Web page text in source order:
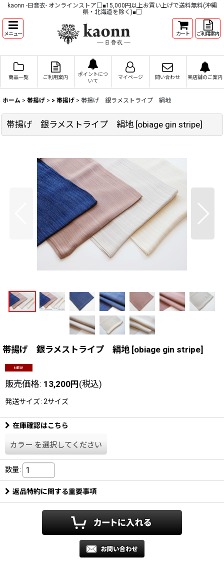
kaonn -日音衣- オンラインストア□■15,000円以上お買い上げで送料無料(沖縄
県・北海道を除く)■□
メニュー カート ご利用案内
商品一覧 ご利用案内
ポイントにつ
いて
マイページ 問い合わせ 実店舗のご案内
ホーム > 帯揚げ > > 帯揚げ > 帯揚げ 銀ラメストライプ 絹地
帯揚げ 銀ラメストライプ 絹地 [obiage gin stripe]
帯揚げ 銀ラメストライプ 絹地 [obiage gin stripe]
販売価格: 13,200円(税込)
発送サイズ: 2サイズ
在庫確認はこちら
カラー を選択してください
数量:
返品特約に関する重要事項